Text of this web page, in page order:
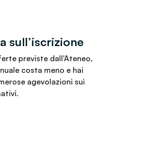
sull’iscrizione
previste dall'Ateneo,
costa meno e hai
agevolazioni sui